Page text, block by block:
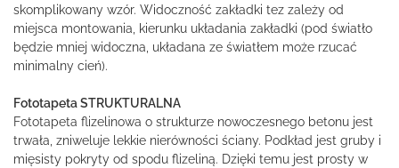
skomplikowany wzór. Widoczność zakładki tez zależy od
miejsca montowania, kierunku układania zakładki (pod światło
będzie mniej widoczna, układana ze światłem może rzucać
minimalny cień).
Fototapeta STRUKTURALNA
Fototapeta flizelinowa o strukturze nowoczesnego betonu jest
trwała, zniweluje lekkie nierówności ściany. Podkład jest gruby i
mięsisty pokryty od spodu flizeliną. Dzięki temu jest prosty w